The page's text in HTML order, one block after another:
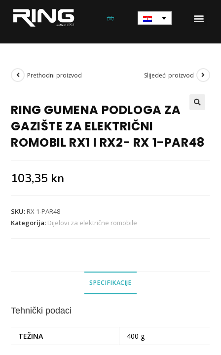
Prethodni proizvod Slijedeći proizvod
RING GUMENA PODLOGA ZA
GAZIŠTE ZA ELEKTRIČNI
ROMOBIL RX1 I RX2- RX 1-PAR48
103,35 kn
SKU:RX 1-PAR48
Kategorija: Dijelovi za električne romobile
SPECIFIKACIJE
Tehnički podaci
TEŽINA 400 g